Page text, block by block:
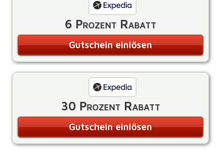
6 Prozent Rabatt
Gutschein einlösen
30 Prozent Rabatt
Gutschein einlösen